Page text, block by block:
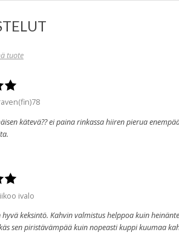
tuote
kätevä?? ei paina rinkassa hiiren pierua
ivalo
hyvä keksintö. Kahvin valmistus helppoa kuin
sen piristävämpää kuin nopeasti kuppi kuumaa